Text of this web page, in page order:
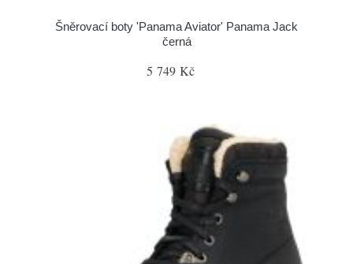
Šněrovací boty 'Panama Aviator' Panama Jack
černá
5 749 Kč